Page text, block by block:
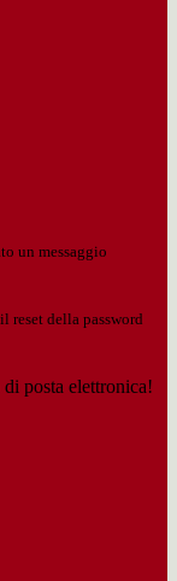
un messaggio
reset della password
posta elettronica!